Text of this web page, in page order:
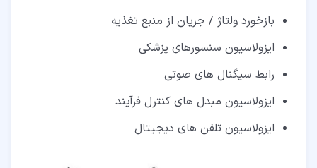
بازخورد ولتاژ / جریان از منبع تغذیه
ایزولاسیون سنسورهای پزشکی
رابط سیگنال های صوتی
ایزولاسیون مبدل های کنترل فرآیند
ایزولاسیون تلفن های دیجیتال